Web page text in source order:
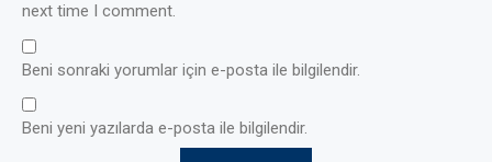
next time I comment.
Beni sonraki yorumlar için e-posta ile bilgilendir.
Beni yeni yazılarda e-posta ile bilgilendir.